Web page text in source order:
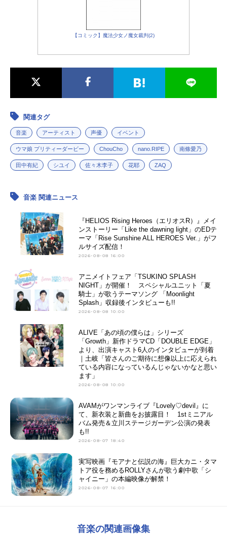
【コミック】魔法少女ノ魔女裁判(2)
関連タグ
音楽 アーティスト 声優 イベント
ウマ娘 プリティーダービー ChouCho nano.RIPE 南條愛乃
田中有紀 シユイ 佐々木李子 花耶 ZAQ
音楽 関連ニュース
『HELIOS Rising Heroes（エリオスR）』メイ
ンストーリー「Like the dawning light」のEDテ
ーマ「Rise Sunshine ALL HEROES Ver.」がフ
ルサイズ配信！
2026-08-08 16:00
アニメイトフェア「TSUKINO SPLASH
NIGHT」が開催！ スペシャルユニット「夏
騎士」が歌うテーマソング 「Moonlight
Splash」収録後インタビューも!!
2026-08-08 10:00
ALIVE「あの頃の僕らは」シリーズ
「Growth」新作ドラマCD「DOUBLE EDGE」
より、出演キャスト6人のインタビューが到着
｜土岐「皆さんのご期待に想像以上に応えられ
ている内容になっているんじゃないかなと思い
ます」
2026-08-08 10:00
AVAMがワンマンライブ『Lovely♡devil』に
て、新衣装と新曲をお披露目！ 1stミニアル
バム発売＆立川ステージガーデン公演の発表
も!!
2026-08-07 18:40
実写映画『モアナと伝説の海』巨大カニ・タマ
トア役を務めるROLLYさんが歌う劇中歌「シ
ャイニー」の本編映像が解禁！
2026-08-07 16:00
音楽の関連画像集